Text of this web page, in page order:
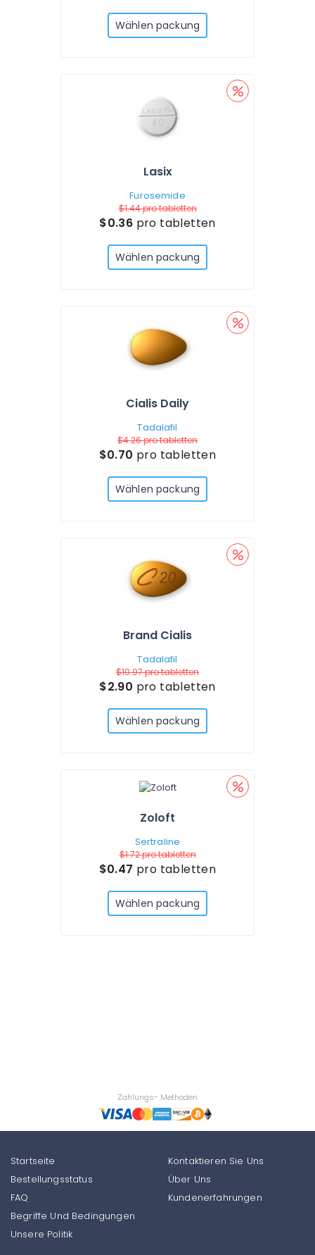
Wählen packung
Lasix
Furosemide
$1.44pro tabletten
$0.36 pro tabletten
Wählen packung
Cialis Daily
Tadalafil
$4.26pro tabletten
$0.70 pro tabletten
Wählen packung
Brand Cialis
Tadalafil
$10.97pro tabletten
$2.90 pro tabletten
Wählen packung
Zoloft
Sertraline
$1.72pro tabletten
$0.47 pro tabletten
Wählen packung
Zahlungs- Methoden
Startseite
Bestellungsstatus
FAQ
Kontaktieren Sie Uns
Über Uns
Kundenerfahrungen
Begriffe Und Bedingungen
Unsere Politik